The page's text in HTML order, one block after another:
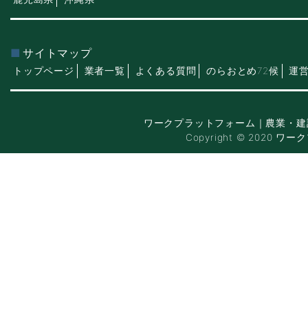
サイトマップ
トップページ 業者一覧 よくある質問 のらおとめ72候 運
ワークプラットフォーム｜農業・
Copyright © 2020 ワーク